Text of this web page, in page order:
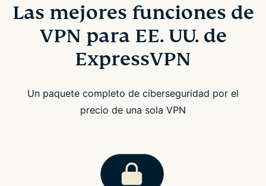
Las mejores funciones de
VPN para EE. UU. de
ExpressVPN
Un paquete completo de ciberseguridad por el
precio de una sola VPN